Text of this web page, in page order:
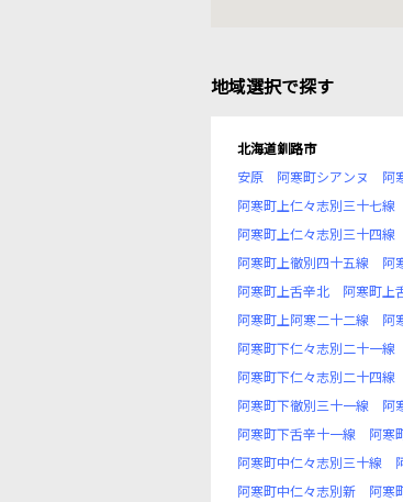
地域選択で探す
北海道釧路市
安原
阿寒町シアンヌ 阿
阿寒町上仁々志別三十七線
阿寒町上仁々志別三十四線
阿寒町上徹別四十五線
阿
阿寒町上舌辛北
阿寒町上
阿寒町上阿寒二十二線
阿
阿寒町下仁々志別二十一線
阿寒町下仁々志別二十四線
阿寒町下徹別三十一線
阿
阿寒町下舌辛十一線
阿寒
阿寒町中仁々志別三十線
阿寒町中仁々志別新
阿寒